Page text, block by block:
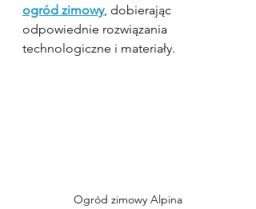
ogród zimowy, dobierając
odpowiednie rozwiązania
technologiczne i materiały.
Ogród zimowy Alpina